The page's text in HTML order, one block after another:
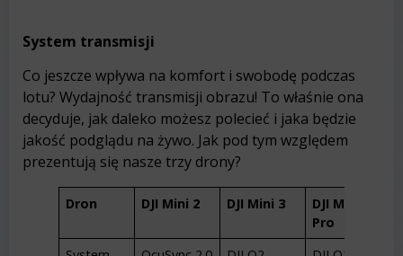
System transmisji
Co jeszcze wpływa na komfort i swobodę podczas
lotu? Wydajność transmisji obrazu! To właśnie ona
decyduje, jak daleko możesz polecieć i jaka będzie
jakość podglądu na żywo. Jak pod tym względem
prezentują się nasze trzy drony?
Dron DJI Mini 2 DJI Mini 3
DJI Mini 3
Pro